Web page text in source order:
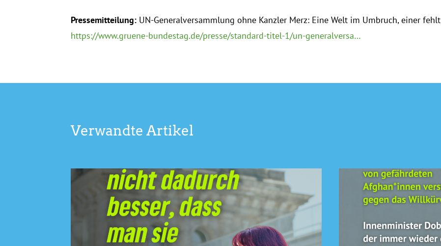
Pressemitteilung: UN-Generalversammlung ohne Kanzler Merz: Eine Welt im Umbruch, einer fehlt
https://www.gruene-bundestag.de/presse/standard-titel-1/un-generalversa…
Verwandte Artikel